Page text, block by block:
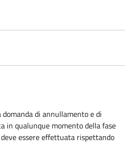
di annullamento e di
in qualunque momento della fase
essere effettuata rispettando